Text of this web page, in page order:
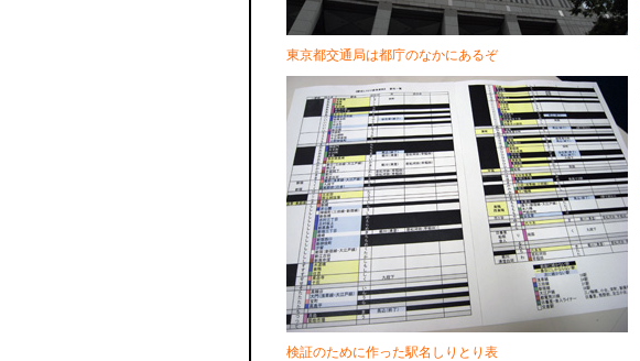
東京都交通局は都庁のなかにあるぞ
検証のために作った駅名しりとり表